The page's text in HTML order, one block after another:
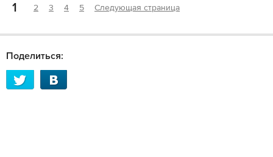
1 2 3 4 5 Следующая страница
Поделиться: